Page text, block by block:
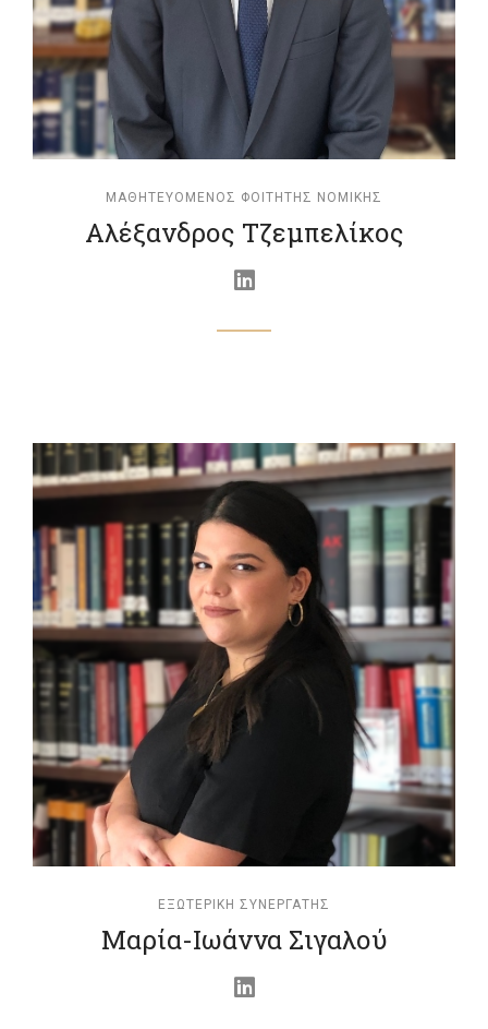
ΜΑΘΗΤΕΥΌΜΕΝΟΣ ΦΟΙΤΗΤΉΣ ΝΟΜΙΚΉΣ
Αλέξανδρος Τζεμπελίκος
EΞΩΤΕΡΙΚΉ ΣΥΝΕΡΓΆΤΗΣ
Μαρία-Ιωάννα Σιγαλού